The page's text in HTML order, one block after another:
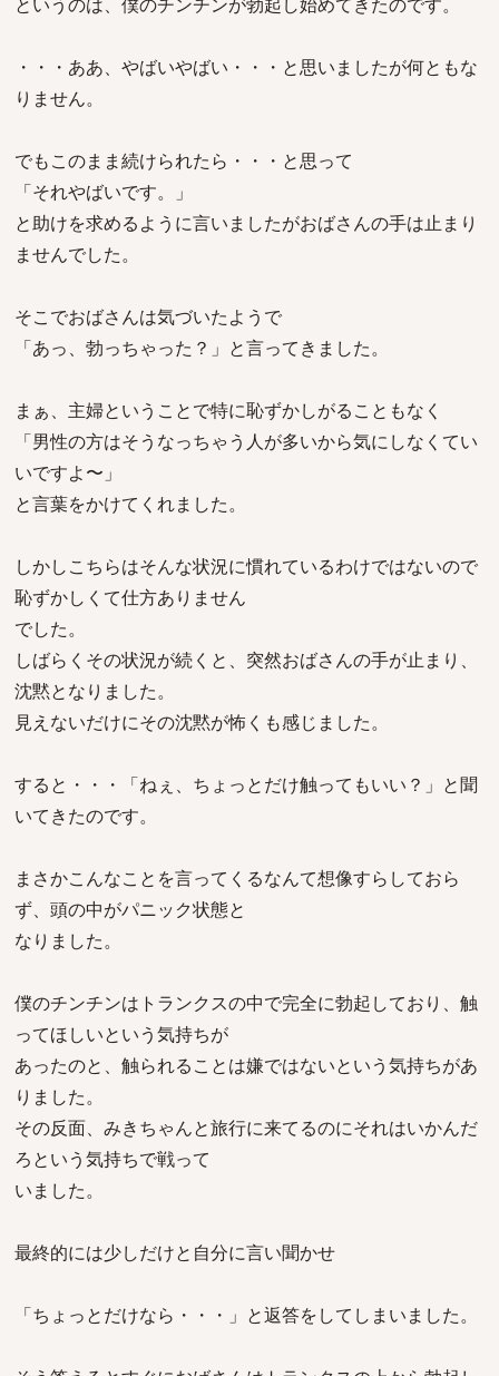
・・・ああ、やばいやばい・・・と思いましたが何ともな
りません。
でもこのまま続けられたら・・・と思って
「それやばいです。」
と助けを求めるように言いましたがおばさんの手は止まり
ませんでした。
そこでおばさんは気づいたようで
「あっ、勃っちゃった？」と言ってきました。
まぁ、主婦ということで特に恥ずかしがることもなく
「男性の方はそうなっちゃう人が多いから気にしなくてい
いですよ〜」
と言葉をかけてくれました。
しかしこちらはそんな状況に慣れているわけではないので
恥ずかしくて仕方ありません
でした。
しばらくその状況が続くと、突然おばさんの手が止まり、
沈黙となりました。
見えないだけにその沈黙が怖くも感じました。
すると・・・「ねぇ、ちょっとだけ触ってもいい？」と聞
いてきたのです。
まさかこんなことを言ってくるなんて想像すらしておら
ず、頭の中がパニック状態と
なりました。
僕のチンチンはトランクスの中で完全に勃起しており、触
ってほしいという気持ちが
あったのと、触られることは嫌ではないという気持ちがあ
りました。
その反面、みきちゃんと旅行に来てるのにそれはいかんだ
ろという気持ちで戦って
いました。
最終的には少しだけと自分に言い聞かせ
「ちょっとだけなら・・・」と返答をしてしまいました。